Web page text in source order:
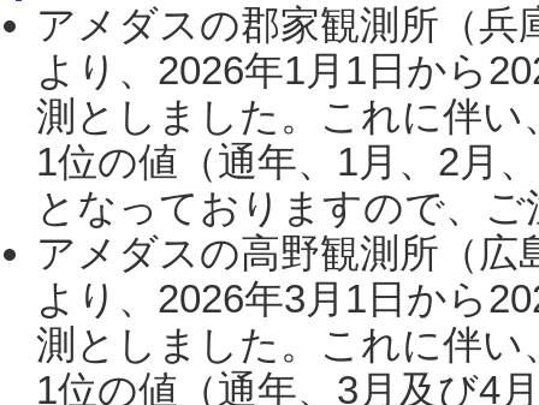
アメダスの郡家観測所（
より、2026年1月1日から
測としました。これに伴い
1位の値（通年、1月、2月
となっておりますので、
アメダスの高野観測所（
より、2026年3月1日から
測としました。これに伴い
1位の値（通年、3月及び4